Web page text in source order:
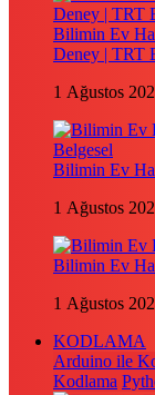
Bilimin Ev
Deney | TRT
1 Ağustos
Bilimin Ev
1 Ağustos
Bilimin Ev
1 Ağustos
KODLAMA
Arduino ile
Kodlama